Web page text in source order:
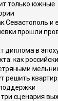
только южные
Севастополь и
прошли
диплома в
как
решить
сценария